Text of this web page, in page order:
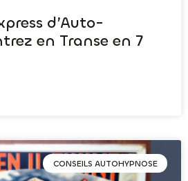
d’Auto-
en Transe en 7
CONSEILS AUTOHYPNOSE